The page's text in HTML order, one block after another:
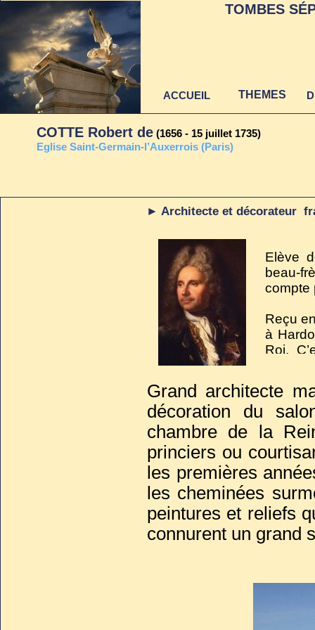
COTTE Robert de (1656 - 15 juillet 1735)
Eglise Saint-Germain-l’Auxerrois (Paris)
► Architecte et décorateur
Elève
beau-
compte
Reçu
à
Roi.
Grand architecte
décoration du
chambre de la
princiers ou
les premières
les cheminées
peintures et reliefs
connurent un grand
TOMBES
ACCUEIL THEMES